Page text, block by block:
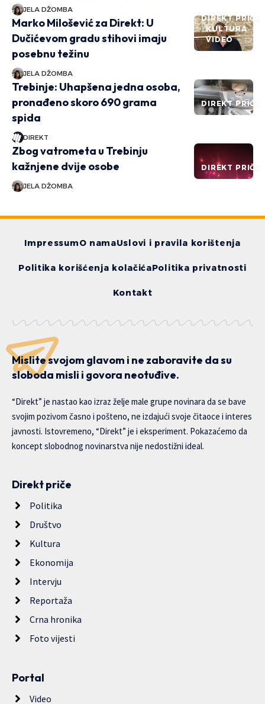
JELA DŽOMBA
DIREKT PRIČE
KULTURA
VIDEO
Marko Milošević za Direkt: U
Dučićevom gradu stihovi imaju
posebnu težinu
JELA DŽOMBA
DIREKT PRIČE
Trebinje: Uhapšena jedna osoba,
pronađeno skoro 690 grama
spida
DIREKT
DIREKT PRIČE
Zbog vatrometa u Trebinju
kažnjene dvije osobe
JELA DŽOMBA
ImpressumO namaUslovi i pravila korištenja
Politika korišćenja kolačićaPolitika privatnosti
Kontakt
Mislite svojom glavom i ne zaboravite da su
sloboda misli i govora neotuđive.
“Direkt” je nastao kao izraz želje male grupe novinara da se bave
svojim pozivom časno i pošteno, ne izdajući svoje čitaoce i interes
javnosti. Istovremeno, “Direkt” je i eksperiment. Pokazaćemo da
koncept slobodnog novinarstva nije nedostižni ideal.
Direkt priče
Politika
Društvo
Kultura
Ekonomija
Intervju
Reportaža
Crna hronika
Foto vijesti
Portal
Video